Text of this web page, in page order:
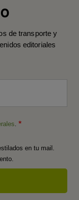
de transporte y
editoriales
.
en tu mail.